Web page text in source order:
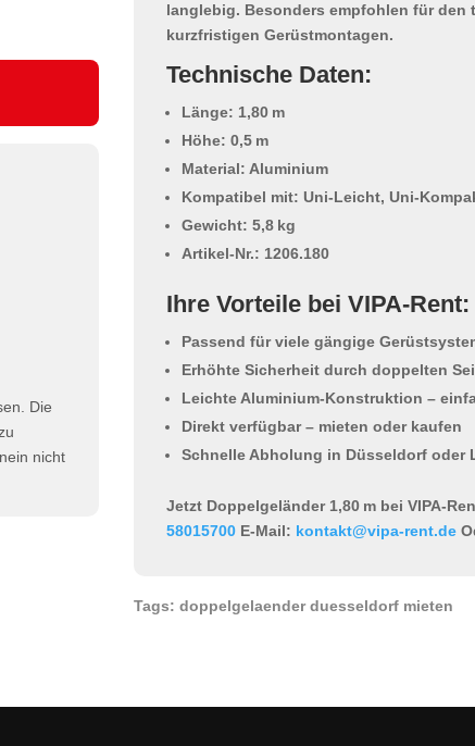
Die
nicht
langlebig. Besonders empfohlen für den
kurzfristigen Gerüstmontagen.
Technische Daten:
Länge: 1,80 m
Höhe: 0,5 m
Material: Aluminium
Kompatibel mit: Uni-Leicht, Uni-
Gewicht: 5,8 kg
Artikel-Nr.: 1206.180
Ihre Vorteile bei VIPA-Rent:
Passend für viele gängige
Erhöhte Sicherheit durch doppelten
Leichte Aluminium-Konstruktion –
Direkt verfügbar – mieten oder kaufen
Schnelle Abholung in Düsseldorf oder
Jetzt Doppelgeländer 1,80 m bei VIPA-
58015700 E-Mail: kontakt@vipa-rent.de
Tags: doppelgelaender duesseldorf mieten